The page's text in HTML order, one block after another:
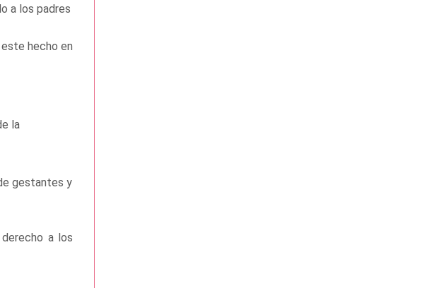
a los padres
hecho en
la
gestantes y
a los